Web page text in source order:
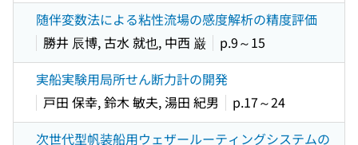
随伴変数法による粘性流場の感度解析の精度評価
勝井 辰博, 古水 就也, 中西 巌
p.9～15
実船実験用局所せん断力計の開発
戸田 保幸, 鈴木 敏夫, 湯田 紀男
p.17～24
次世代型帆装船用ウェザールーティングシステムの